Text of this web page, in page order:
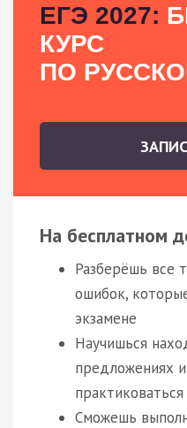
ЕГЭ 2027:
КУРС
ПО
На бесплатном
Разберёшь все
ошибок,
экзамене
Научишься
предложениях
практиковаться
Сможешь